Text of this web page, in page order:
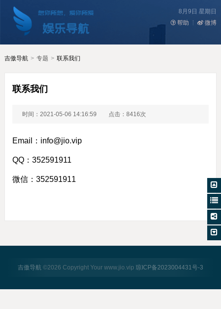
8月9日 星期日
帮助
微博
吉傲导航 > 专题 > 联系我们
联系我们
时间：2021-05-06 14:16:59 点击：8416次
Email：info@jio.vip
QQ：352591911
微信：352591911
吉傲导航©2026 Copyright Your www.jio.vip 琼ICP备2023004431号-3